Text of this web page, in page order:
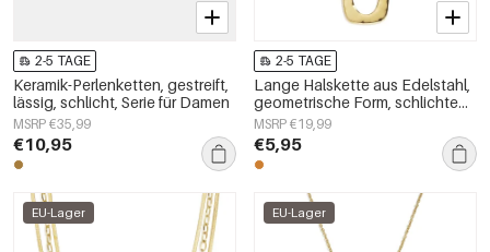
2-5 TAGE
Keramik-Perlenketten, gestreift,
lässig, schlicht, Serie für Damen
MSRP €35,99
€10,95
2-5 TAGE
Lange Halskette aus Edelstahl,
geometrische Form, schlichte
Alltags-Serie, Damenschmuck
MSRP €19,99
€5,95
EU-Lager EU-Lager